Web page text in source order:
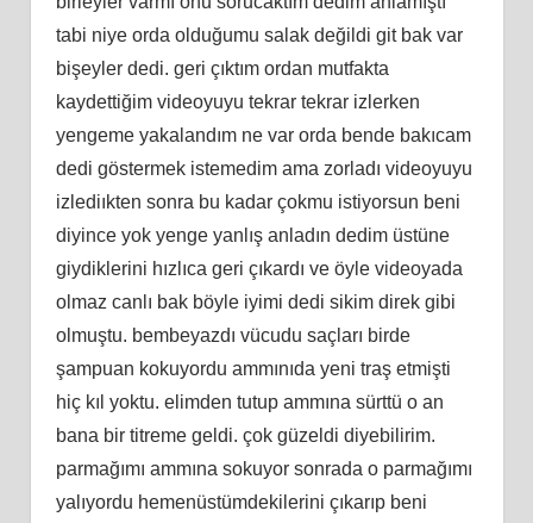
tabi niye orda olduğumu salak değildi git bak var
bişeyler dedi. geri çıktım ordan mutfakta
kaydettiğim videoyuyu tekrar tekrar izlerken
yengeme yakalandım ne var orda bende bakıcam
dedi göstermek istemedim ama zorladı videoyuyu
izlediıkten sonra bu kadar çokmu istiyorsun beni
diyince yok yenge yanlış anladın dedim üstüne
giydiklerini hızlıca geri çıkardı ve öyle videoyada
olmaz canlı bak böyle iyimi dedi sikim direk gibi
olmuştu. bembeyazdı vücudu saçları birde
şampuan kokuyordu ammınıda yeni traş etmişti
hiç kıl yoktu. elimden tutup ammına sürttü o an
bana bir titreme geldi. çok güzeldi diyebilirim.
parmağımı ammına sokuyor sonrada o parmağımı
yalıyordu hemenüstümdekilerini çıkarıp beni